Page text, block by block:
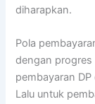
diharapkan.
Pola
dengan progres
pembayaran
Lalu untuk